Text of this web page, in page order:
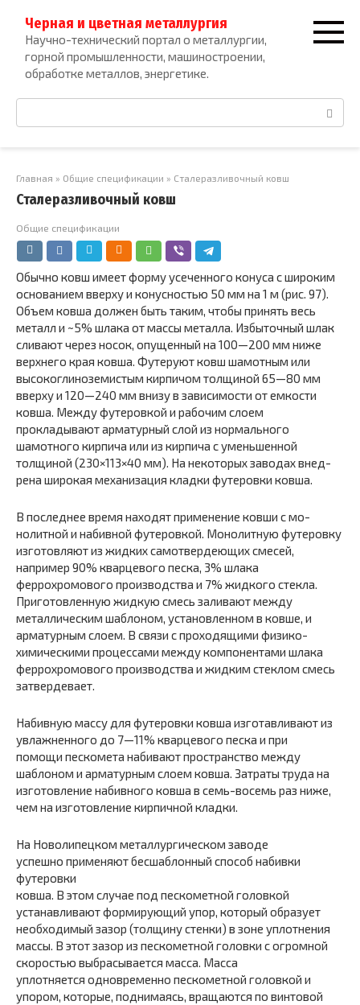
контенту
Черная и цветная металлургия
Научно-технический портал о металлургии,
горной промышленности, машиностроении,
обработке металлов, энергетике.
Поиск:
Главная » Общие спецификации » Сталеразливочный ковш
Сталеразливочный ковш
Общие спецификации
Обычно ковш имеет форму усеченного конуса с ши­роким
основанием вверху и конусностью 50 мм на 1 м (рис. 97).
Объем ковша должен быть таким, чтобы при­нять весь
металл и ~5% шлака от массы металла. Из­быточный шлак
сливают через носок, опущенный на 100—200 мм ниже
верхнего края ковша. Футеруют ковш шамотным или
высокоглиноземистым кирпичом толщи­ной 65—80 мм
вверху и 120—240 мм внизу в зависимо­сти от емкости
ковша. Между футеровкой и рабочим слоем
прокладывают арматурный слой из нормального
шамотного кирпича или из кирпича с уменьшенной
толщиной (230×113×40 мм). На некоторых заводах внед­
рена широкая механизация кладки футеровки ковша.
В последнее время находят применение ковши с мо­
нолитной и набивной футеровкой. Монолитную футеров­ку
изготовляют из жидких самотвердеющих смесей,
например 90% кварцевого песка, 3% шлака
феррохромового производства и 7% жидкого стекла.
Приготовлен­ную жидкую смесь заливают между
металлическим шаблоном, установленном в ковше, и
арматурным слоем. В связи с проходящими физико-
химическими процессами между компонентами шлака
феррохромового производства и жидким стеклом смесь
затвердевает.
Набивную массу для футеровки ковша изготавливают из
увлажненного до 7—11% кварцевого песка и при
помощи пескомета набивают пространство между
шаблоном и арматурным слоем ковша. Затраты труда на
изготовление набивного ковша в семь-восемь раз ниже,
чем на изготовление кирпичной кладки.
На Новолипецком металлургическом заводе
успешно применяют бесшаблонный способ набивки
футеровки
ковша. В этом случае под пескометной головкой
устанавливают формирующий упор, который образует
необходимый зазор (толщину стенки) в зоне уплотнения
массы. В этот зазор из пескометной головки с огромной
скоростью выбрасывается масса. Масса
уплотняется одновременно пескометной головкой и
упором, которые, поднимаясь, вращаются по винтовой